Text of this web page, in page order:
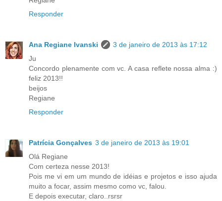
Responder
Ana Regiane Ivanski
3 de janeiro de 2013 às 17:12
Ju
Concordo plenamente com vc. A casa reflete nossa alma :)
feliz 2013!!
beijos
Regiane
Responder
Patrícia Gonçalves 3 de janeiro de 2013 às 19:01
Olá Regiane
Com certeza nesse 2013!
Pois me vi em um mundo de idéias e projetos e isso ajuda
muito a focar, assim mesmo como vc, falou.
E depois executar, claro..rsrsr